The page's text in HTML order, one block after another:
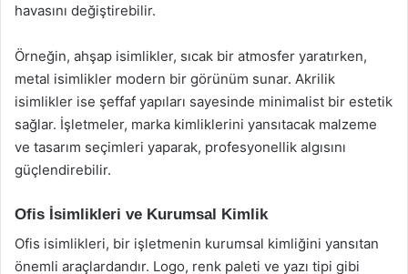
havasını değiştirebilir.
Örneğin, ahşap isimlikler, sıcak bir atmosfer yaratırken,
metal isimlikler modern bir görünüm sunar. Akrilik
isimlikler ise şeffaf yapıları sayesinde minimalist bir estetik
sağlar. İşletmeler, marka kimliklerini yansıtacak malzeme
ve tasarım seçimleri yaparak, profesyonellik algısını
güçlendirebilir.
Ofis İsimlikleri ve Kurumsal Kimlik
Ofis isimlikleri, bir işletmenin kurumsal kimliğini yansıtan
önemli araçlardandır. Logo, renk paleti ve yazı tipi gibi